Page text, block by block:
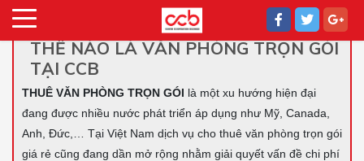
THẾ NÀO LÀ VĂN PHÒNG TRỌN GÓI
TẠI CCB
THUÊ VĂN PHÒNG TRỌN GÓI là một xu hướng hiện đại
đang được nhiều nước phát triển áp dụng như Mỹ, Canada,
Anh, Đức,… Tại Việt Nam dịch vụ cho thuê văn phòng trọn gói
giá rẻ cũng đang dần mở rộng nhằm giải quyết vấn đề chi phí